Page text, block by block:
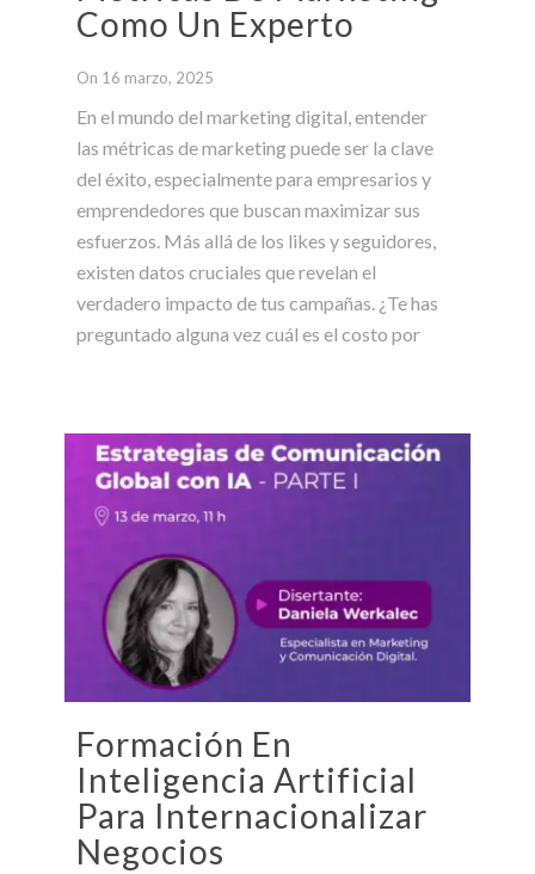
Como Un Experto
On 16 marzo, 2025
En el mundo del marketing digital, entender
las métricas de marketing puede ser la clave
del éxito, especialmente para empresarios y
emprendedores que buscan maximizar sus
esfuerzos. Más allá de los likes y seguidores,
existen datos cruciales que revelan el
verdadero impacto de tus campañas. ¿Te has
preguntado alguna vez cuál es el costo por
Formación En
Inteligencia Artificial
Para Internacionalizar
Negocios